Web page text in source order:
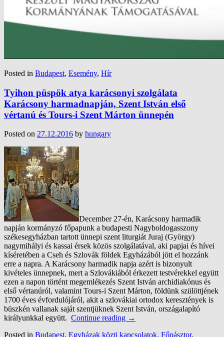
Posted in Budapest, Esemény, Hír
Tyihon püspök atya karácsonyi szolgálata
Karácsony harmadnapján, Szent István első
vértanú és Tours-i Szent Márton ünnepén
Posted on 27.12.2016 by hungary
December 27-én, Karácsony harmadik
napján kormányzó főpapunk a budapesti Nagyboldogasszony
székesegyházban tartott ünnepi szent liturgiát Juraj (György)
nagymihályi és kassai érsek közös szolgálatával, aki papjai és hívei
kíséretében a Cseh és Szlovák földek Egyházából jött el hozzánk
erre a napra. A Karácsony harmadik napja azért is bizonyult
kivételes ünnepnek, mert a Szlovákiából érkezett testvérekkel együtt
ezen a napon történt megemlékezés Szent István archidiakónus és
első vértanúról, valamint Tours-i Szent Márton, földünk szülöttjének
1700 éves évfordulójáról, akit a szlovákiai ortodox keresztények is
büszkén vallanak saját szentjüknek Szent István, országalapító
királyunkkal együtt. Continue reading →
Posted in Budapest, Egyházak közti kapcsolatok, Főpásztor,